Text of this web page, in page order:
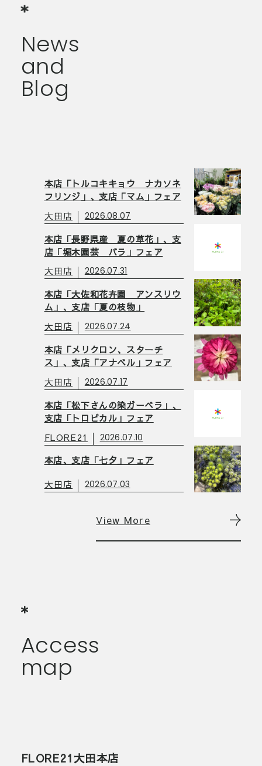
News
and
Blog
本店「トルコキキョウ ナカソネ
フリンジ」、支店「マム」フェア
大田店
2026.08.07
本店「長野県産 夏の草花」、支
店「堀木園芸 バラ」フェア
大田店
2026.07.31
本店「大佐和花卉園 アンスリウ
ム」、支店「夏の枝物」
大田店
2026.07.24
本店「メリクロン、スターチ
ス」、支店「アナベル」フェア
大田店
2026.07.17
本店「松下さんの染ガーベラ」、
支店「トロピカル」フェア
FLORE21
2026.07.10
本店、支店「七夕」フェア
大田店
2026.07.03
本店、支店「七夕」フェアのブロ
View More
Access
map
FLORE21大田本店